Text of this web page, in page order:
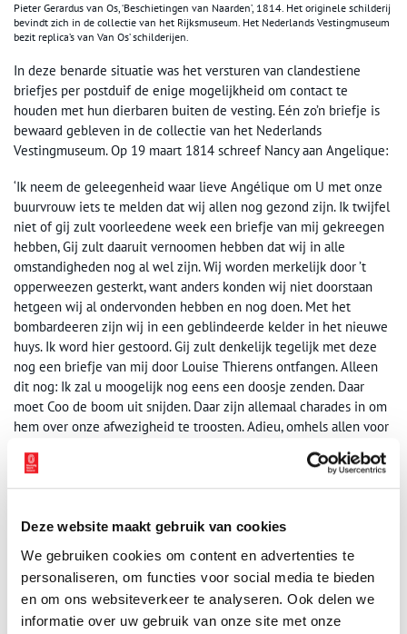
Deze website maakt gebruik van cookies
We gebruiken cookies om content en advertenties te
personaliseren, om functies voor social media te bieden
en om ons websiteverkeer te analyseren. Ook delen we
informatie over uw gebruik van onze site met onze
Pieter Gerardus van Os, ‘Beschietingen van Naarden’, 1814. Het originele schilderij
bevindt zich in de collectie van het Rijksmuseum. Het Nederlands Vestingmuseum
bezit replica’s van Van Os’ schilderijen.
In deze benarde situatie was het versturen van clandestiene
briefjes per postduif de enige mogelijkheid om contact te
houden met hun dierbaren buiten de vesting. Eén zo’n briefje is
bewaard gebleven in de collectie van het Nederlands
Vestingmuseum. Op 19 maart 1814 schreef Nancy aan Angelique:
‘Ik neem de geleegenheid waar lieve Angélique om U met onze
buurvrouw iets te melden dat wij allen nog gezond zijn. Ik twijfel
niet of gij zult voorleedene week een briefje van mij gekreegen
hebben, Gij zult daaruit vernoomen hebben dat wij in alle
omstandigheden nog al wel zijn. Wij worden merkelijk door ’t
opperweezen gesterkt, want anders konden wij niet doorstaan
hetgeen wij al ondervonden hebben en nog doen. Met het
bombardeeren zijn wij in een geblindeerde kelder in het nieuwe
huys. Ik word hier gestoord. Gij zult denkelijk tegelijk met deze
nog een briefje van mij door Louise Thierens ontfangen. Alleen
dit nog: Ik zal u moogelijk nog eens een doosje zenden. Daar
moet Coo de boom uit snijden. Daar zijn allemaal charades in om
hem over onze afwezigheid te troosten. Adieu, omhels allen voor